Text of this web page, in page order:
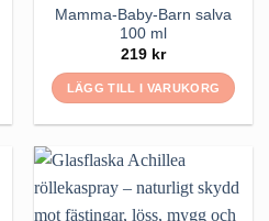
Mamma-Baby-Barn salva
100 ml
219 kr
LÄGG TILL I VARUKORG